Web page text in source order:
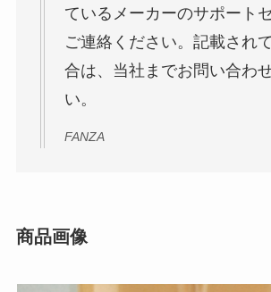
ているメーカーのサポート
ご連絡ください。記載され
合は、当社までお問い合わ
い。
FANZA
商品画像